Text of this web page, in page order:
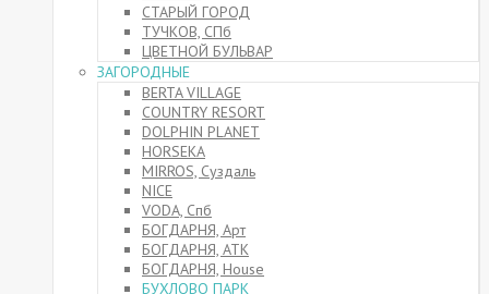
СТАРЫЙ ГОРОД
ТУЧКОВ, СПб
ЦВЕТНОЙ БУЛЬВАР
ЗАГОРОДНЫЕ
BERTA VILLAGE
COUNTRY RESORT
DOLPHIN PLANET
HORSEKA
MIRROS, Суздаль
NICE
VODA, Спб
БОГДАРНЯ, Арт
БОГДАРНЯ, АТК
БОГДАРНЯ, House
БУХЛОВО ПАРК